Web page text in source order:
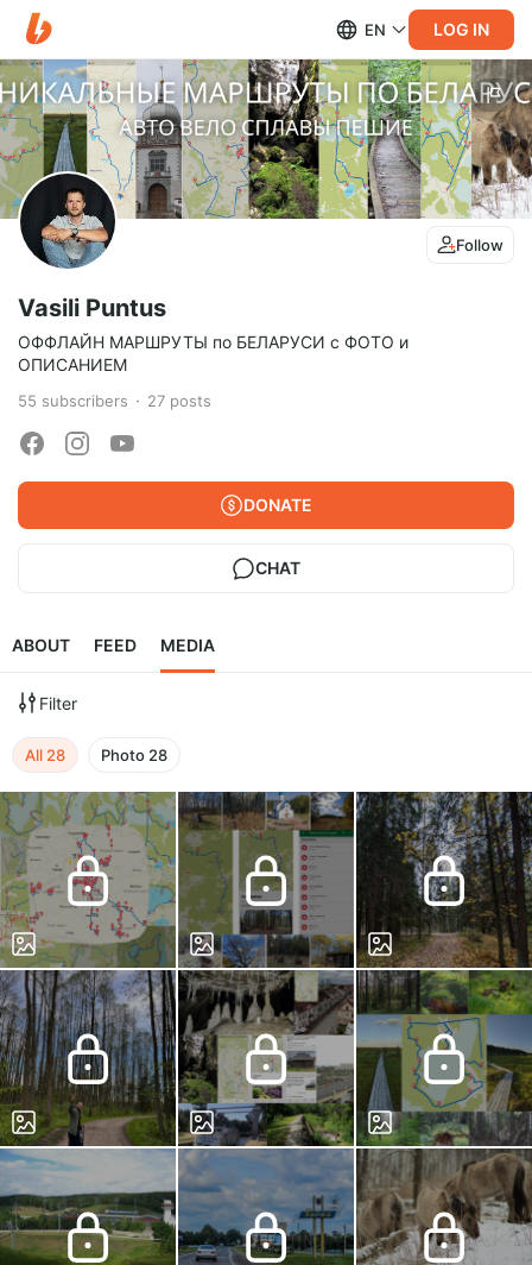
EN LOG IN
Follow
Vasili Puntus
ОФФЛАЙН МАРШРУТЫ по БЕЛАРУСИ с ФОТО и
ОПИСАНИЕМ
55 subscribers 27 posts
DONATE
CHAT
ABOUT FEED MEDIA
Filter
All 28 Photo 28